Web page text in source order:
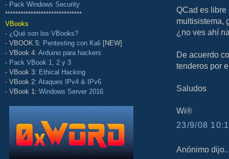
- Pack Windows Security
******************************
VBooks
- ¿Qué son los VBooks?
- VBOOK 5: Pentesting con Kali [NEW]
- VBook 4: Arduino para hackers
- Pack VBook 1, 2 y 3
- VBook 3: Ethical Hacking
- VBook 2: Ataques IPv4 & IPv6
- VBook 1: Windows Server 2016
QCad es libre
multisistema,
¿no ves ahí
De acuerdo
tenderos por
Saludos
Wi®
23/9/08
Anónimo